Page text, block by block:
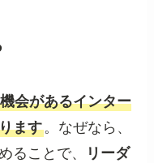
会があるインター
ます。なぜなら、
ることで、
リーダ